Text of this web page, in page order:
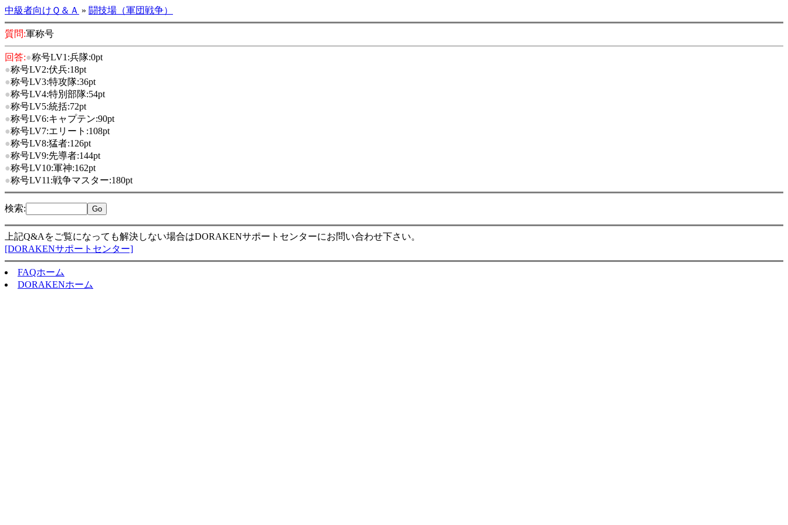
中級者向けＱ＆Ａ » 闘技場（軍団戦争）
質問:軍称号
回答:●称号LV1:兵隊:0pt
●称号LV2:伏兵:18pt
●称号LV3:特攻隊:36pt
●称号LV4:特別部隊:54pt
●称号LV5:統括:72pt
●称号LV6:キャプテン:90pt
●称号LV7:エリート:108pt
●称号LV8:猛者:126pt
●称号LV9:先導者:144pt
●称号LV10:軍神:162pt
●称号LV11:戦争マスター:180pt
検索:
上記Q&Aをご覧になっても解決しない場合はDORAKENサポートセンターにお問い合わせ下さい。
[DORAKENサポートセンター]
FAQホーム
DORAKENホーム